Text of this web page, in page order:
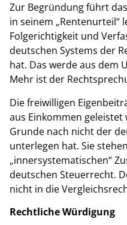
Zur Begründung führt
in seinem „Rentenurteil“
Folgerichtigkeit und
deutschen Systems der
hat. Das werde aus dem
Mehr ist der
Die freiwilligen
aus Einkommen
Grunde nach nicht der
unterlegen hat. Sie
„innersystematischen“
deutschen Steuerrecht.
nicht in die
Rechtliche Würdigung